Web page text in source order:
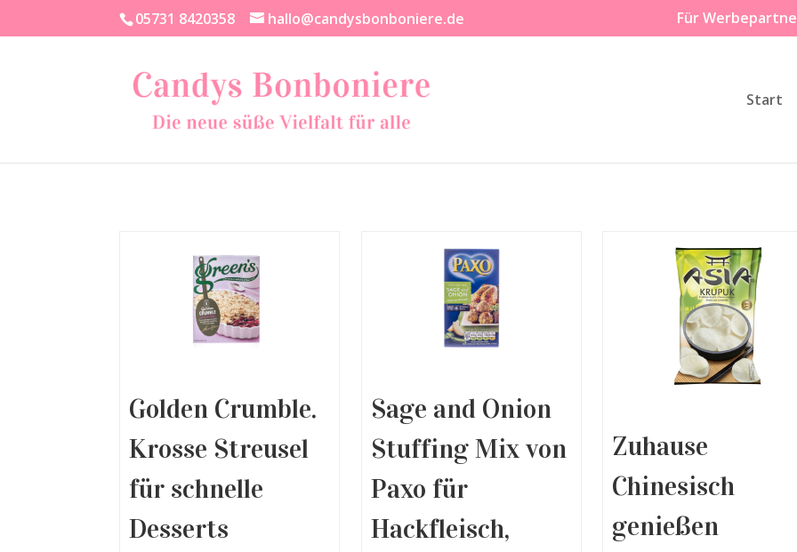
05731 8420358 hallo@candysbonboniere.de Für
Start
Golden Crumble.
Krosse Streusel
für schnelle
Desserts
Sage and Onion
Stuffing Mix von
Paxo für
Hackfleisch,
Zuhause
Chinesisch
genießen